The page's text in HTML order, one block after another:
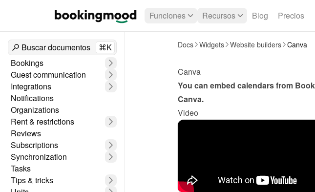
Funciones Recursos Blog Precios
Buscar documentos
⌘K
Bookings
Guest communication
Integrations
Notifications
Organizations
Rent & restrictions
Reviews
Subscriptions
Synchronization
Tasks
Tips & tricks
Docs Widgets Website builders Canva
Canva
Canva.
Video